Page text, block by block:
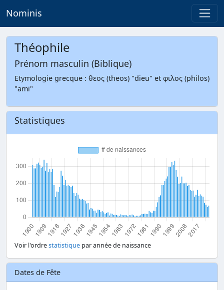
Nominis
Théophile
Prénom masculin (Biblique)
Etymologie grecque : θεος (theos) "dieu" et φιλος (philos)
"ami"
Statistiques
Voir l'ordrestatistique par année de naissance
Dates de Fête